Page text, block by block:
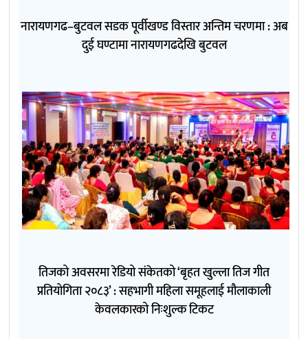
नारायणगढ–बुटवल सडक पूर्वीखण्ड विस्तार अन्तिम चरणमा : अब
दुई घण्टामा नारायणगढदेखि बुटवल
तिजको अवसरमा रेडियो संकेतको ‘बृहत खुल्ला तिज गीत
प्रतियोगिता २०८३’ : सहभागी महिला समूहलाई मौलाकाली
केवलकारको निःशुल्क टिकट